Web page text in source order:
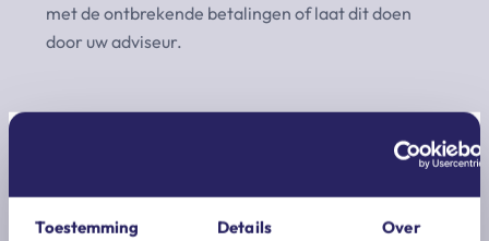
Toestemming Details Over
met de ontbrekende betalingen of laat dit doen
door uw adviseur.